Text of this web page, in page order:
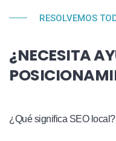
RESOLVEMOS
¿NECESITA
¿Qué significa SEO local?